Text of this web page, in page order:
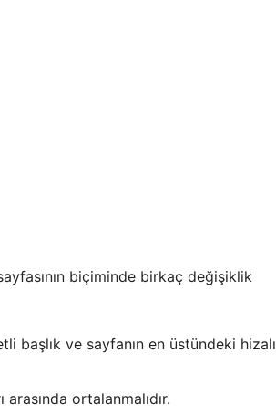
sayfasının biçiminde birkaç değişiklik
başlık ve sayfanın en üstündeki hizalı
arasında ortalanmalıdır.